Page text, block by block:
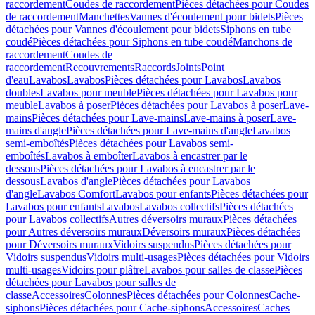
raccordementCoudes de raccordementPièces détachées pour Coudes
de raccordementManchettesVannes d'écoulement pour bidetsPièces
détachées pour Vannes d'écoulement pour bidetsSiphons en tube
coudéPièces détachées pour Siphons en tube coudéManchons de
raccordementCoudes de
raccordementRecouvrementsRaccordsJointsPoint
d'eauLavabosLavabosPièces détachées pour LavabosLavabos
doublesLavabos pour meublePièces détachées pour Lavabos pour
meubleLavabos à poserPièces détachées pour Lavabos à poserLave-
mainsPièces détachées pour Lave-mainsLave-mains à poserLave-
mains d'anglePièces détachées pour Lave-mains d'angleLavabos
semi-emboîtésPièces détachées pour Lavabos semi-
emboîtésLavabos à emboîterLavabos à encastrer par le
dessousPièces détachées pour Lavabos à encastrer par le
dessousLavabos d'anglePièces détachées pour Lavabos
d'angleLavabos ComfortLavabos pour enfantsPièces détachées pour
Lavabos pour enfantsLavabosLavabos collectifsPièces détachées
pour Lavabos collectifsAutres déversoirs murauxPièces détachées
pour Autres déversoirs murauxDéversoirs murauxPièces détachées
pour Déversoirs murauxVidoirs suspendusPièces détachées pour
Vidoirs suspendusVidoirs multi-usagesPièces détachées pour Vidoirs
multi-usagesVidoirs pour plâtreLavabos pour salles de classePièces
détachées pour Lavabos pour salles de
classeAccessoiresColonnesPièces détachées pour ColonnesCache-
siphonsPièces détachées pour Cache-siphonsAccessoiresCaches